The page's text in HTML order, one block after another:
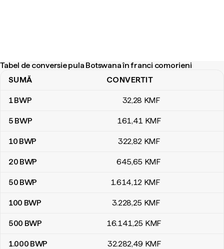
Tabel de conversie pula Botswana în franci comorieni
Tabel de conversie pula Botswana în franci comorieni
SUMĂ CONVERTIT
1BWP 32,28 KMF
5 BWP 161,41 KMF
10 BWP 322,82 KMF
20 BWP 645,65 KMF
50 BWP 1.614,12 KMF
100 BWP 3.228,25 KMF
500 BWP 16.141,25 KMF
1.000 BWP 32.282,49 KMF